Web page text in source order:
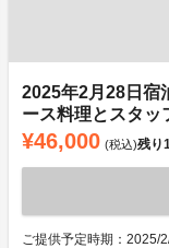
2025年2月28日宿
ース料理とスタッ
¥46,000 (税込)残り
ご提供予定時期：2025/